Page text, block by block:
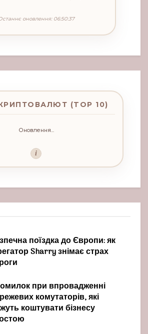
оновлення: 06:50:37
(TOP 10)
Оновлення...
i
поїздка до Європи: як
Sharry знімає страх
при впровадженні
комутаторів, які
коштувати бізнесу